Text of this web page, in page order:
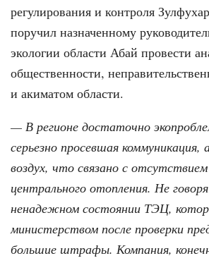
регулирования и контроля
поручил назначенному
экологии области Абай провести
общественности,
и акиматом области.
— В регионе достаточно
серьезно просевшая
воздух, что связано с
центрального отопления. Не
ненадежном состоянии ТЭЦ,
министерством после проверки
большие штрафы. Компания,